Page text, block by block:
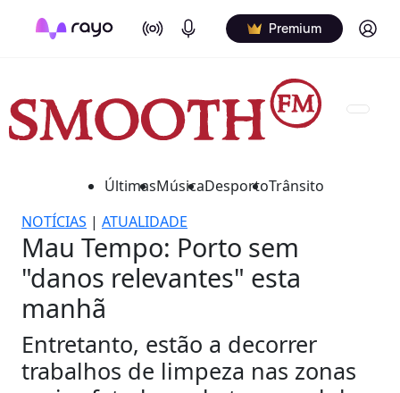
On Air Podcasts Premium Log in
ÚltimasMúsicaDesportoTrânsito
NOTÍCIAS | ATUALIDADE
Mau Tempo: Porto sem
"danos relevantes" esta
manhã
Entretanto, estão a decorrer
trabalhos de limpeza nas zonas